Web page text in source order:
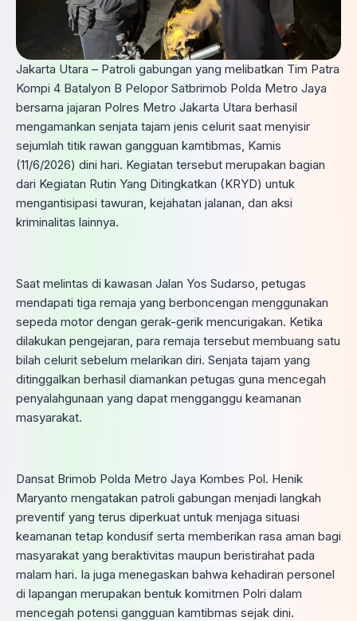
Jakarta Utara – Patroli gabungan yang melibatkan Tim Patra
Kompi 4 Batalyon B Pelopor Satbrimob Polda Metro Jaya
bersama jajaran Polres Metro Jakarta Utara berhasil
mengamankan senjata tajam jenis celurit saat menyisir
sejumlah titik rawan gangguan kamtibmas, Kamis
(11/6/2026) dini hari. Kegiatan tersebut merupakan bagian
dari Kegiatan Rutin Yang Ditingkatkan (KRYD) untuk
mengantisipasi tawuran, kejahatan jalanan, dan aksi
kriminalitas lainnya.
Saat melintas di kawasan Jalan Yos Sudarso, petugas
mendapati tiga remaja yang berboncengan menggunakan
sepeda motor dengan gerak-gerik mencurigakan. Ketika
dilakukan pengejaran, para remaja tersebut membuang satu
bilah celurit sebelum melarikan diri. Senjata tajam yang
ditinggalkan berhasil diamankan petugas guna mencegah
penyalahgunaan yang dapat mengganggu keamanan
masyarakat.
Dansat Brimob Polda Metro Jaya Kombes Pol. Henik
Maryanto mengatakan patroli gabungan menjadi langkah
preventif yang terus diperkuat untuk menjaga situasi
keamanan tetap kondusif serta memberikan rasa aman bagi
masyarakat yang beraktivitas maupun beristirahat pada
malam hari. Ia juga menegaskan bahwa kehadiran personel
di lapangan merupakan bentuk komitmen Polri dalam
mencegah potensi gangguan kamtibmas sejak dini.